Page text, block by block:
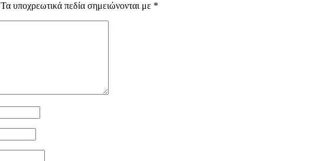
Τα υποχρεωτικά πεδία σημειώνονται με *